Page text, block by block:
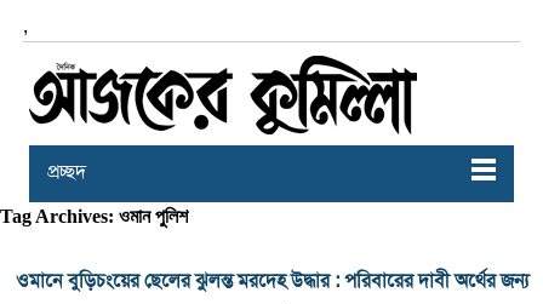
,
প্রচ্ছদ
Tag Archives: ওমান পুলিশ
ওমানে বুড়িচংয়ের ছেলের ঝুলন্ত মরদেহ উদ্ধার : পরিবারের দাবী অর্থের জন্য